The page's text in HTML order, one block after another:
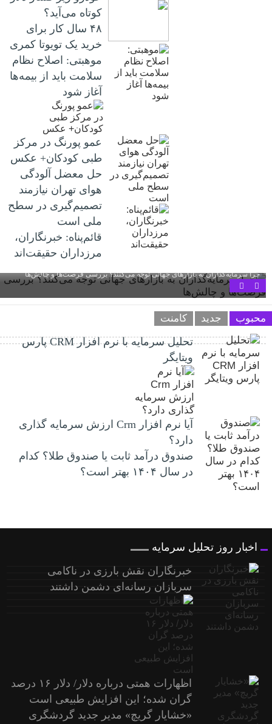
کوتاه می‌آید؟
۴۸ سال کار برای
خرید یک تویوتا کمری
موهبتی: اصلاح نظام
سلامت باید از بیمه‌ها
آغاز شود
عمو پورنگ در مرکز
طبی کودکان+ عکس
حل معضل آلودگی
هوای تهران نیازمند
تصمیم‌گیری در سطح
ملی است
قائم‌پناه: ‏خبرنگاران،
مرزداران حقیقت‌اند
چرا سرمایه‌گذاران به بازارهای جهانی توجه می‌کنند؟ بررسی فرصت‌ها و چالش‌ها
محبوب جدید کامنت
تحلیل سرمایه با نرم افزار CRM پارس
ویتایگر
آیا نرم افزار Crm ارزش سرمایه گذاری
دارد؟
صندوق درآمد ثابت یا صندوق طلا؟ کدام
در سال ۱۴۰۴ بهتر است؟
اخبار روز تحلیل سرمایه
خبرنگاران نقش بارزی در ناکامی
سربازان رسانه‌ای دشمن داشتند
اظهارات همتی درباره دلار/ دلار ۱۶ درصد
گران شده؛ این افزایش طبیعی است
«خشایار گریچ» مدیر جدید گردشگری